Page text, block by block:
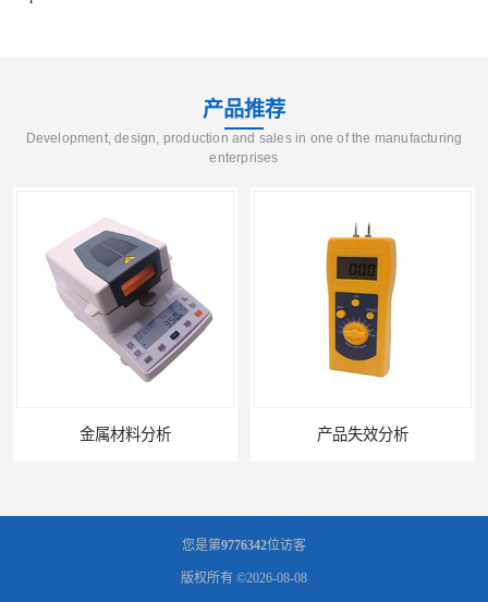
产品推荐
Development, design, production and sales in one of the manufacturing
enterprises
金属材料分析 产品失效分析
您是第9776342位访客
版权所有 ©2026-08-08